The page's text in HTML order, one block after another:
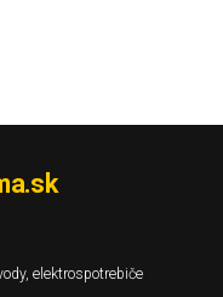
elektrospotrebiče